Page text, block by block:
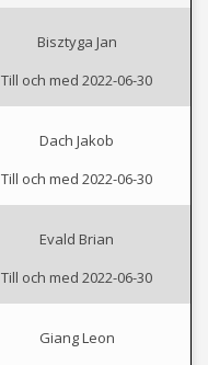
Bisztyga Jan
Till och med 2022-06-30
Dach Jakob
Till och med 2022-06-30
Evald Brian
Till och med 2022-06-30
Giang Leon